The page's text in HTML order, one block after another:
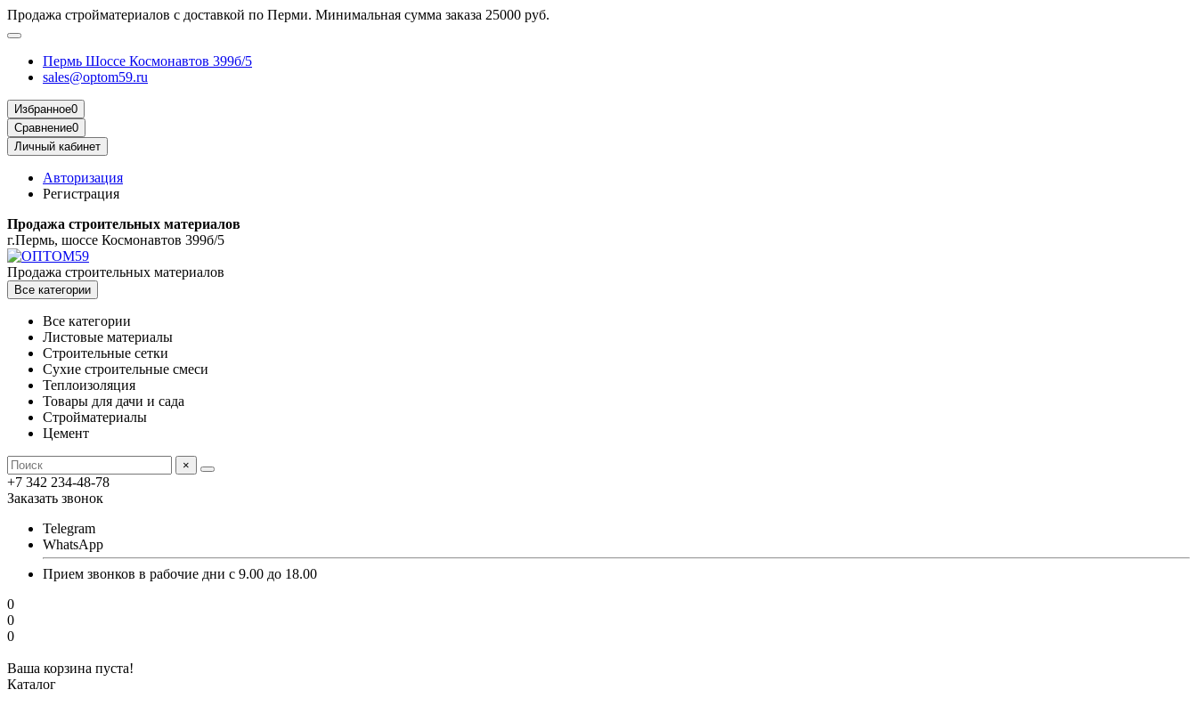
Продажа стройматериалов с доставкой по Перми. Минимальная сумма заказа 25000 руб.
Пермь Шоссе Космонавтов 399б/5
sales@optom59.ru
Избранное0
Сравнение0
Личный кабинет
Авторизация
Регистрация
Продажа строительных материалов
г.Пермь, шоссе Космонавтов 399б/5
Продажа строительных материалов
Все категории
Все категории
Листовые материалы
Строительные сетки
Сухие строительные смеси
Теплоизоляция
Товары для дачи и сада
Стройматериалы
Цемент
×
+7 342 234-48-78
Заказать звонок
Telegram
WhatsApp
Прием звонков в рабочие дни с 9.00 до 18.00
0
0
0
Ваша корзина пуста!
Каталог